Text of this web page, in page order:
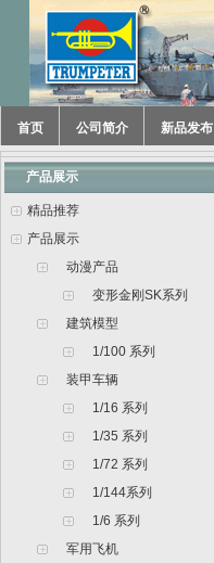
首页 公司简介 新品发布
产品展示
精品推荐
产品展示
动漫产品
变形金刚SK系列
建筑模型
1/100 系列
装甲车辆
1/16 系列
1/35 系列
1/72 系列
1/144系列
1/6 系列
军用飞机